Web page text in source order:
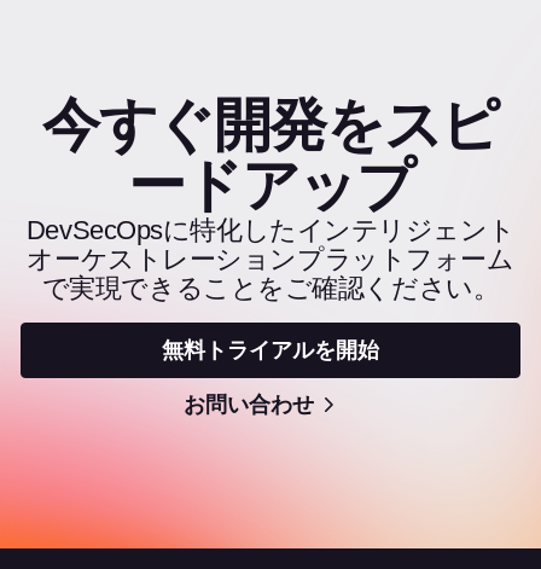
今すぐ開発をスピ
ードアップ
DevSecOpsに特化したインテリジェント
オーケストレーションプラットフォーム
で実現できることをご確認ください。
無料トライアルを開始
お問い合わせ